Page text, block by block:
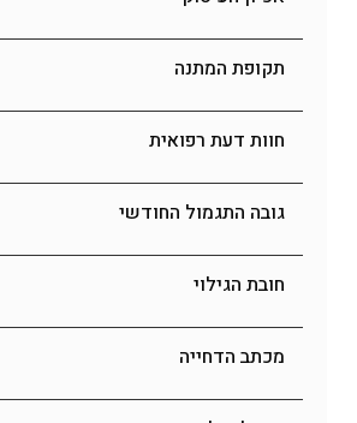
תקופת המתנה
חוות דעת רפואית
גובה התגמול החודשי
חובת הגילוי
מכתב הדחייה